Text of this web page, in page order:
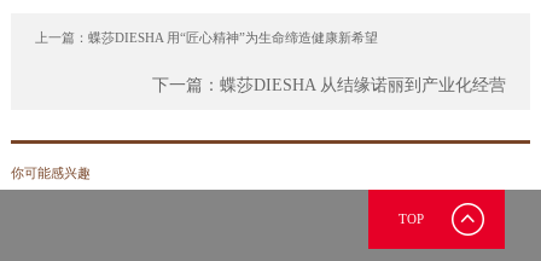
上一篇： 蝶莎DIESHA 用“匠心精神”为生命缔造健康新希望
下一篇：蝶莎DIESHA 从结缘诺丽到产业化经营
你可能感兴趣
TOP